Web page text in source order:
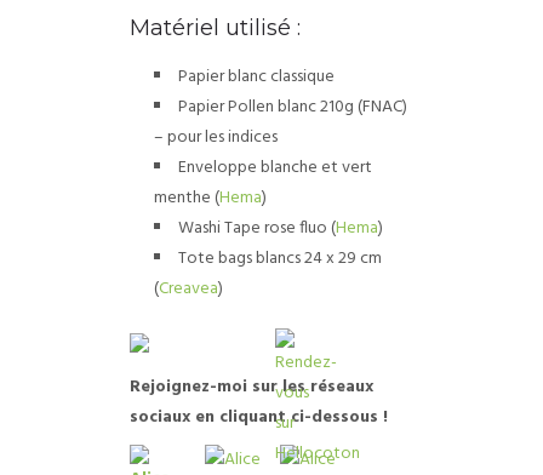
Matériel utilisé :
Papier blanc classique
Papier Pollen blanc 210g (FNAC)
– pour les indices
Enveloppe blanche et vert
menthe (Hema)
Washi Tape rose fluo (Hema)
Tote bags blancs 24 x 29 cm
(Creavea)
Rejoignez-moi sur les réseaux
sociaux en cliquant ci-dessous !